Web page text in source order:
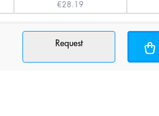
€28.19
Request